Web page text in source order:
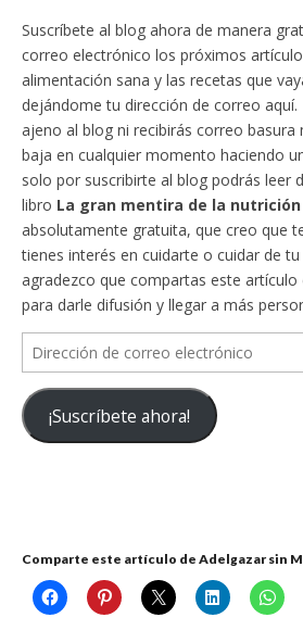
Suscríbete al blog ahora de manera
correo electrónico los próximos
alimentación sana y las recetas que
dejándome tu dirección de correo
ajeno al blog ni recibirás correo basura
baja en cualquier momento haciendo
solo por suscribirte al blog podrás leer
libro La gran mentira de la nutrición
absolutamente gratuita, que creo que
tienes interés en cuidarte o cuidar de
agradezco que compartas este artículo
para darle difusión y llegar a más
Dirección
de
correo
electrónico
¡Suscríbete ahora!
Comparte este artículo de Adelgazar sin